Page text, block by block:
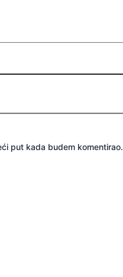
put kada budem komentirao.